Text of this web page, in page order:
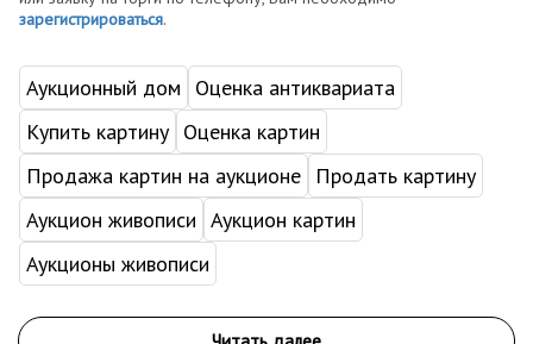
зарегистрироваться.
Аукционный дом
Оценка антиквариата
Купить картину Оценка картин
Продажа картин на аукционе
Продать картину
Аукцион живописи Аукцион картин
Аукционы живописи